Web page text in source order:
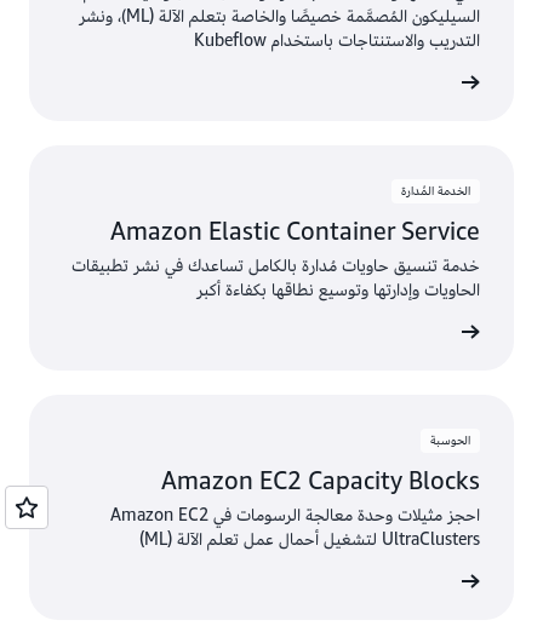
السيليكون المُصمَّمة خصيصًا والخاصة بتعلم الآلة (ML)، ونشر
التدريب والاستنتاجات باستخدام Kubeflow
الخدمة المُدارة
Amazon Elastic Container Service
خدمة تنسيق حاويات مُدارة بالكامل تساعدك في نشر تطبيقات
الحاويات وإدارتها وتوسيع نطاقها بكفاءة أكبر
الحوسبة
Amazon EC2 Capacity Blocks
احجز مثيلات وحدة معالجة الرسومات في Amazon EC2
UltraClusters لتشغيل أحمال عمل تعلم الآلة (ML)